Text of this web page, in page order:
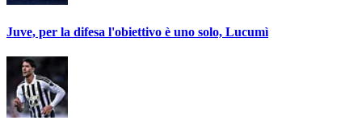
Juve, per la difesa l'obiettivo è uno solo, Lucumì